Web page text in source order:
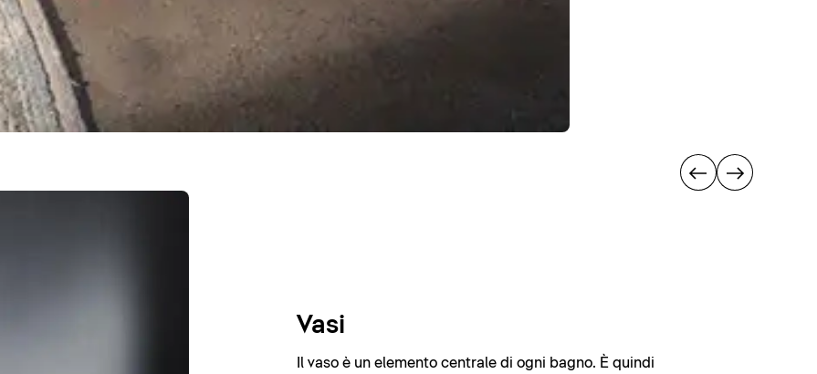
Vasi
Il vaso è un elemento centrale di ogni bagno. È quindi